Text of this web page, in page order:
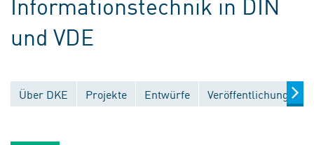
und VDE
Über DKE Projekte Entwürfe Veröffentlichungen